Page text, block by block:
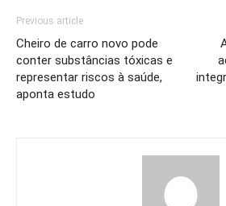
Previous article
Cheiro de carro novo pode
conter substâncias tóxicas e
representar riscos à saúde,
aponta estudo